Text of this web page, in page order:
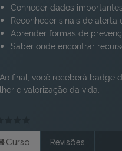
Conhecer dados
Reconhecer sinais de
Aprender formas de
Saber onde encontrar
final, você receberá badge
e valorização da vida.
Curso Revisões